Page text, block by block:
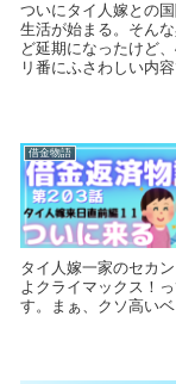
ついにタイ人嫁との
生活が始まる。そん
ど延期になったけど
リ番にふさわしい内容
借金物語
タイ人嫁一家のセカ
よクライマックス！
す。まぁ、クソ高い